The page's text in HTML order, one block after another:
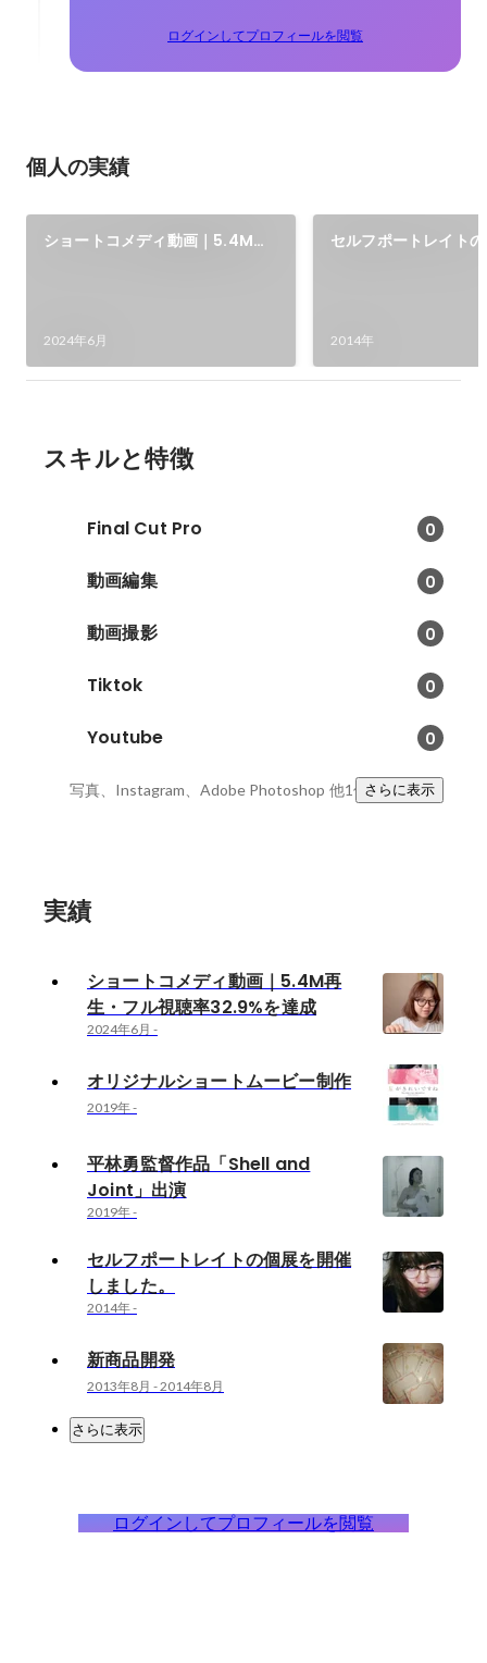
ログインしてプロフィールを閲覧
個人の実績
ショートコメディ動画｜5.4M再
2024年6月
セルフポートレイト
2014年
スキルと特徴
Final Cut Pro 0
動画編集 0
動画撮影 0
Tiktok 0
Youtube 0
写真、Instagram、Adobe Photoshop 他1件さらに表示
実績
ショートコメディ動画｜5.4M再
生・フル視聴率32.9%を達成
2024年6月 -
オリジナルショートムービー制作
2019年-
平林勇監督作品「Shell and
Joint」出演
2019年-
セルフポートレイトの個展を開催
しました。
2014年-
新商品開発
2013年8月 -2014年8月
さらに表示
ログインしてプロフィールを閲覧